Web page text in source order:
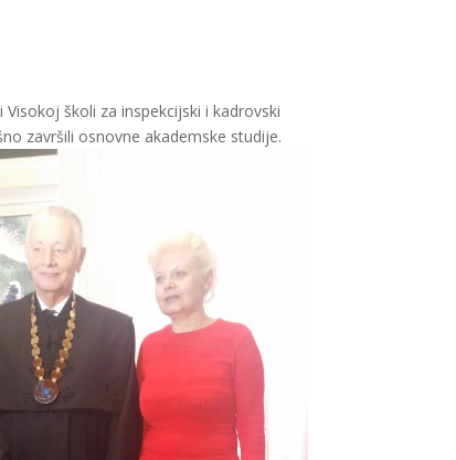
školi za inspekcijski i kadrovski
završili osnovne akademske studije.